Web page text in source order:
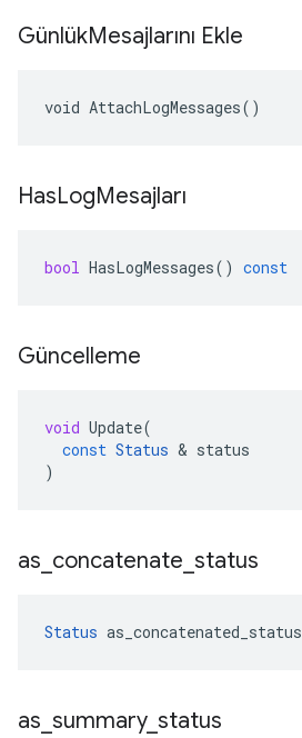
GünlükMesajlarını Ekle
void AttachLogMessages()
HasLogMesajları
bool HasLogMessages() const
Güncelleme
void Update(
const Status & status
)
as concatenate status
Status as_concatenated_status
as summary_ status